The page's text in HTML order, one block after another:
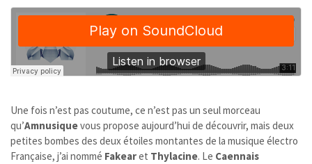
Une fois n’est pas coutume, ce n’est pas un seul morceau
qu’Amnusiquevous propose aujourd’hui de découvrir, mais deux
petites bombes des deux étoiles montantes de la musique électro
Française, j’ai nommé Fakearet Thylacine. Le Caennais